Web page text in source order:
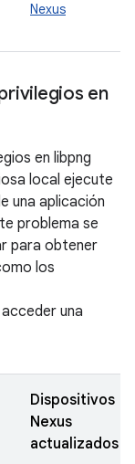
Nexus
en
en libpng
local ejecute
una aplicación
problema se
para obtener
los
una
Dispositivos
Nexus
actualizados